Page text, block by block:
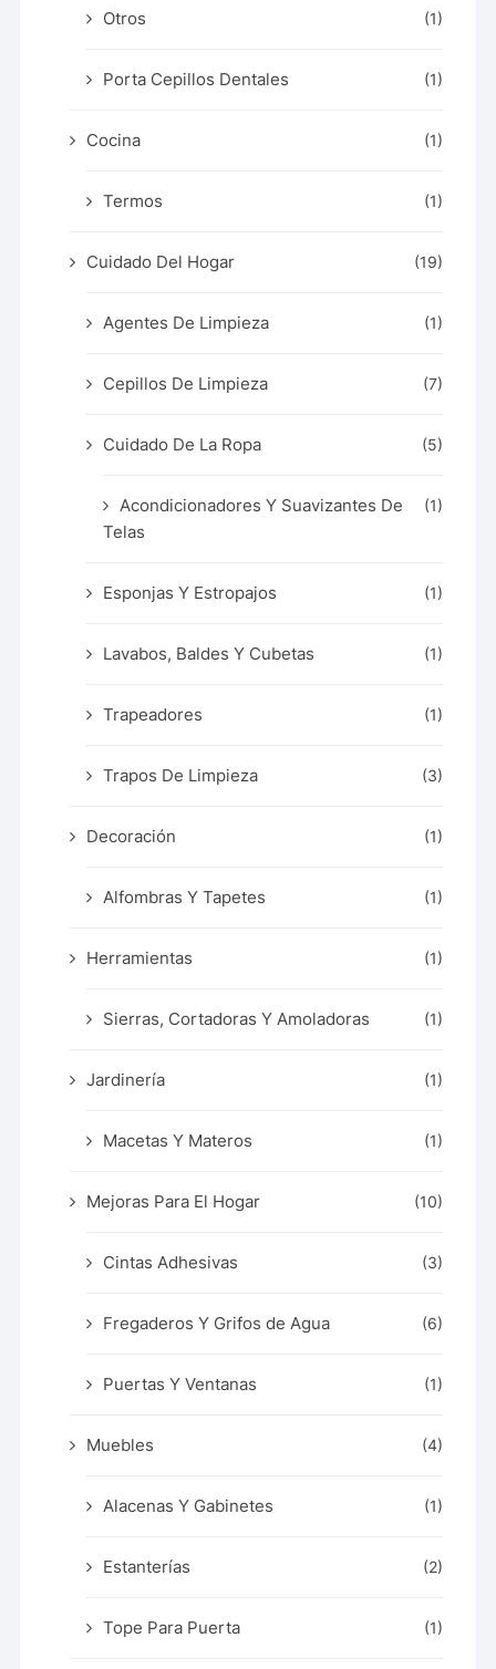
Otros (1)
Porta Cepillos Dentales (1)
Cocina (1)
Termos (1)
Cuidado Del Hogar (19)
Agentes De Limpieza (1)
Cepillos De Limpieza (7)
Cuidado De La Ropa (5)
Acondicionadores Y Suavizantes De
Telas
(1)
Esponjas Y Estropajos (1)
Lavabos, Baldes Y Cubetas (1)
Trapeadores (1)
Trapos De Limpieza (3)
Decoración (1)
Alfombras Y Tapetes (1)
Herramientas (1)
Sierras, Cortadoras Y Amoladoras (1)
Jardinería (1)
Macetas Y Materos (1)
Mejoras Para El Hogar (10)
Cintas Adhesivas (3)
Fregaderos Y Grifos de Agua (6)
Puertas Y Ventanas (1)
Muebles (4)
Alacenas Y Gabinetes (1)
Estanterías (2)
Tope Para Puerta (1)